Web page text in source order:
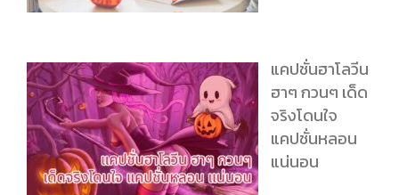
แคปชั่นฮาโลวีน
ฮาๆ กวนๆ เด็ด
จริงโดนใจ
แคปชั่นหลอน
แน่นอน